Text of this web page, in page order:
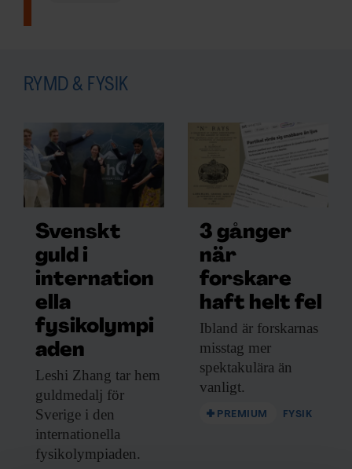
RYMD & FYSIK
Svenskt
guld i
internation
ella
fysikolympi
aden
Leshi Zhang tar hem
guldmedalj för
Sverige i den
internationella
fysikolympiaden.
3 gånger
när
forskare
haft helt fel
Ibland är forskarnas
misstag mer
spektakulära än
vanligt.
PREMIUM FYSIK